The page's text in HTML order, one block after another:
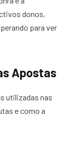
donos,
para ver
Apostas
utilizadas nas
e como a